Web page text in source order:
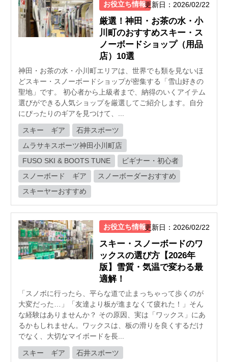
お役立ち情報更新日：2026/02/22
厳選！神田・お茶の水・小
川町のおすすめスキー・ス
ノーボードショップ（用品
店）10選
神田・お茶の水・小川町エリアは、世界でも類を見ないほ
どスキー・スノーボードショップが密集する「雪山好きの
聖地」です。 初心者から上級者まで、納得のいくアイテム
選びができる人気ショップを厳選してご紹介します。自分
にぴったりのギアを見つけて、...
スキー ギア
石井スポーツ
ムラサキスポーツ神田小川町店
FUSO SKI & BOOTS TUNE
ビギナー・初心者
スノーボード ギア
スノーボーダーおすすめ
スキーヤーおすすめ
お役立ち情報更新日：2026/02/22
スキー・スノーボードのワ
ックスの選び方【2026年
版】雪質・気温で変わる最
適解！
「スノボに行ったら、平らな道で止まっちゃって歩くのが
大変だった…」「友達より板が進まなくて疲れた！」そん
な経験はありませんか？ その原因、実は「ワックス」にあ
るかもしれません。ワックスは、板の滑りを良くするだけ
でなく、大切なマイボードを長...
スキー ギア 石井スポーツ